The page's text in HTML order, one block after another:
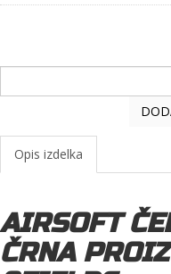
Opis izdelka
AIRSOFT
ČRNA